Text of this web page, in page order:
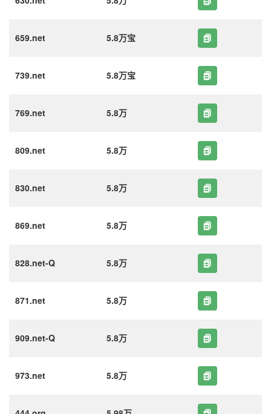
659.net 5.8万宝
739.net 5.8万宝
769.net 5.8万
809.net 5.8万
830.net 5.8万
869.net 5.8万
828.net-Q 5.8万
871.net 5.8万
909.net-Q 5.8万
973.net 5.8万